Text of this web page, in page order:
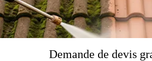
Demande de devis